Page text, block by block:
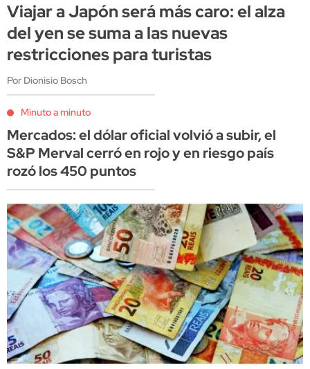
Viajar a Japón será más caro: el alza
del yen se suma a las nuevas
restricciones para turistas
Por Dionisio Bosch
Minuto a minuto
Mercados: el dólar oficial volvió a subir, el
S&P Merval cerró en rojo y en riesgo país
rozó los 450 puntos